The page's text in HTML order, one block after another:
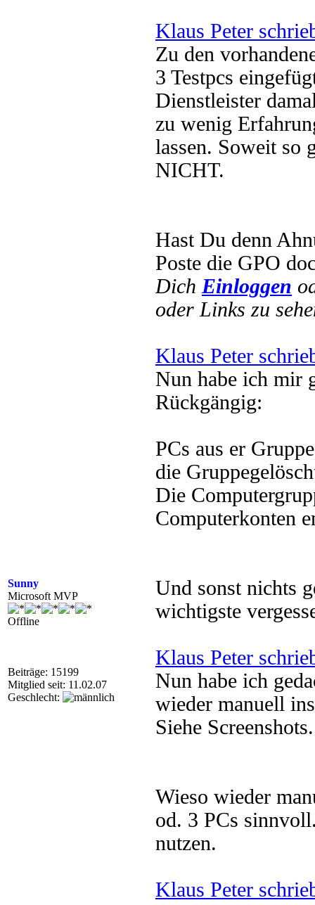
Sunny
Microsoft MVP
Offline
Beiträge: 15199
Mitglied seit: 11.02.07
Geschlecht:
Klaus Peter
Zu den
3 Testpcs
Dienstleister
zu wenig
lassen. Soweit so
NICHT.
Hast Du denn
Poste die GPO
Dich Einloggen
oder Links zu
Klaus Peter
Nun habe ich mir
Rückgängig:
PCs aus er
die
Die
Computerkonten
Und sonst nichts
wichtigste
Klaus Peter
Nun habe ich
wieder manuell
Siehe Screenshots.
Wieso wieder
od. 3 PCs
nutzen.
Klaus Peter